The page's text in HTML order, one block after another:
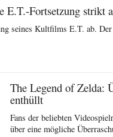
E.T.-Fortsetzung strikt
seines Kultfilms E.T. ab.
The Legend of Zelda:
enthüllt
Fans der beliebten
über eine mögliche